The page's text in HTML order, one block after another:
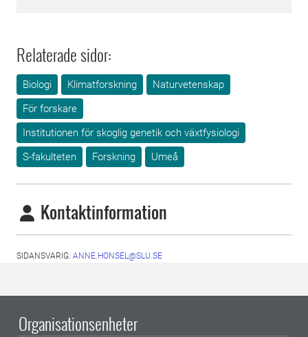
Relaterade sidor:
Biologi Klimatforskning
Naturvetenskap
För forskare
Institutionen för skoglig genetik och växtfysiologi
S-fakulteten
Forskning Umeå
Kontaktinformation
SIDANSVARIG: ANNE.HONSEL@SLU.SE
Organisationsenheter